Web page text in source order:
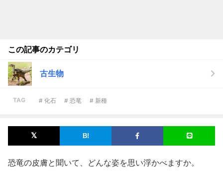
この記事のカテゴリ
古生物
TAG # 化石 # 恐竜 # 新種
恐竜の皮膚と聞いて、どんな姿を思い浮かべますか。